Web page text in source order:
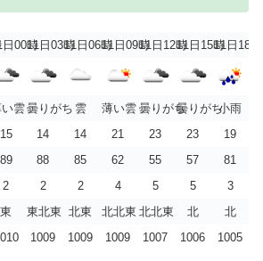
日00時11日03時11日06時11日09時11日12時11日15時11日18時
雲曇りがち 雲 薄い雲 曇りがち曇りがち小雨
15 14 14 21 23 23
19
89 88 85 62 55 57
81
2 2 2 4 5 5
3
東 東北東 北東 北北東 北北東 北
北
1009 1009 1009 1007 1006 1005